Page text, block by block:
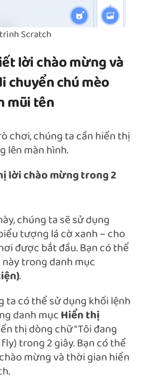
Scratch
lời chào mừng và
chuyển chú mèo
mũi tên
chơi, chúng ta cần hiển thị
lên màn hình.
lời chào mừng trong 2
chúng ta sẽ sử dụng
tượng lá cờ xanh – cho
được bắt đầu. Bạn có thể
trong danh mục
.
ta có thể sử dụng khối lệnh
danh mụcHiển thị
thị dòng chữ “Tôi đang
trong 2 giây. Bạn có thể
mừng và thời gian hiển